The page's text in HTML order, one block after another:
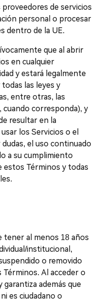
de servicios
personal o procesar
dentro de la UE.
que al abrir
en cualquier
y estará legalmente
las leyes y
entre otras, las
cuando corresponda), y
resultar en la
los Servicios o el
dudas, el uso continuado
a su cumplimiento
Términos y todas
tener al menos 18 años
institucional,
o removido
Al acceder o
garantiza además que
es ciudadano o